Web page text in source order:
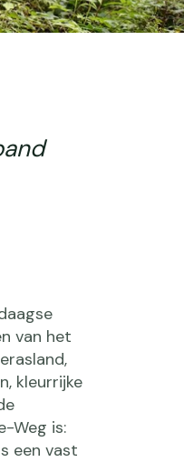
van het
kleurrijke
Weg is:
een vast